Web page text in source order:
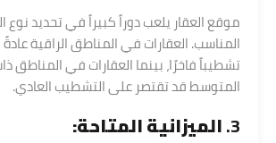
موقع العقار يلعب دوراً كبيراً في تحديد
المناسب. العقارات في المناطق الراقية
تشطيباً فاخرًا، بينما العقارات في المناطق
المتوسط قد تقتصر على التشطيب العادي.
3. الميزانية المتاحة: